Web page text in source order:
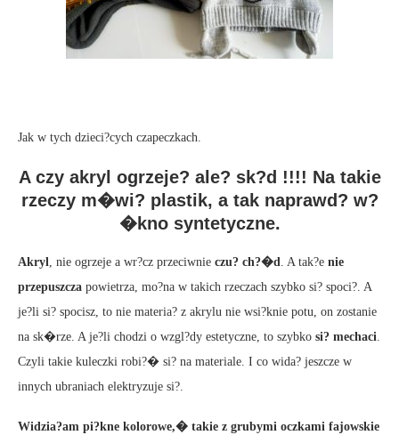
Jak w tych dzieci?cych czapeczkach.
A czy akryl ogrzeje? ale? sk?d !!!! Na takie
rzeczy m�wi? plastik, a tak naprawd? w?
�kno syntetyczne.
Akryl, nie ogrzeje a wr?cz przeciwnie czu? ch?�d. A tak?e nie
przepuszcza powietrza, mo?na w takich rzeczach szybko si? spoci?. A
je?li si? spocisz, to nie materia? z akrylu nie wsi?knie potu, on zostanie
na sk�rze. A je?li chodzi o wzgl?dy estetyczne, to szybko si? mechaci.
Czyli takie kuleczki robi?� si? na materiale. I co wida? jeszcze w
innych ubraniach elektryzuje si?.
Widzia?am pi?kne kolorowe,� takie z grubymi oczkami fajowskie